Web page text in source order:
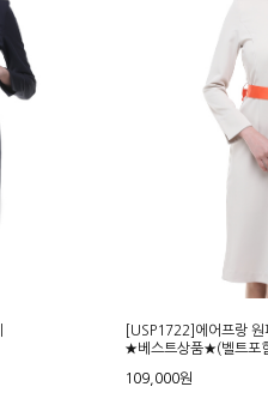
[USP1722]에어프랑 원
★베스트상품★(벨트포
109,000원